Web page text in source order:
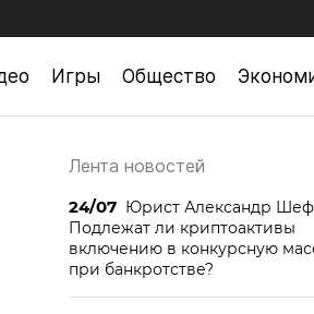
Игры Общество
Лента новостей
24/07 Юрист Александр
Подлежат ли криптоактивы
включению в конкурсную
при банкротстве?